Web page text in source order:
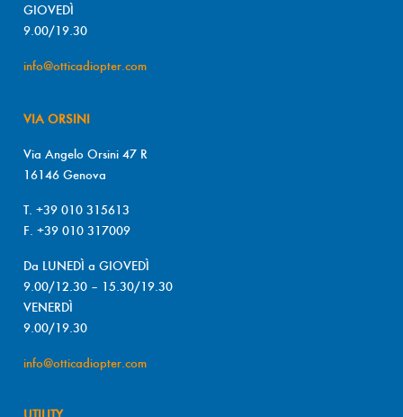
GIOVEDÌ
9.00/19.30
info@otticadiopter.com
VIA ORSINI
Via Angelo Orsini 47 R
16146 Genova
T. +39 010 315613
F. +39 010 317009
Da LUNEDÌ a GIOVEDÌ
9.00/12.30 – 15.30/19.30
VENERDÌ
9.00/19.30
info@otticadiopter.com